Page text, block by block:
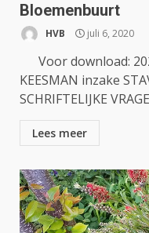
Bloemenbuurt
HVB juli 6, 2020
Voor download:
KEESMAN inzake
SCHRIFTELIJKE
Lees meer